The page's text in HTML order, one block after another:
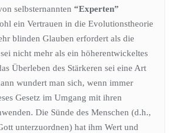
selbsternannten “Experten”
ein Vertrauen in die Evolutionstheorie
blinden Glauben erfordert als die
nicht mehr als ein höherentwickeltes
Überleben des Stärkeren sei eine Art
wundert man sich, wenn immer
Gesetz im Umgang mit ihren
Die Sünde des Menschen (d.h.,
unterzuordnen) hat ihm Wert und